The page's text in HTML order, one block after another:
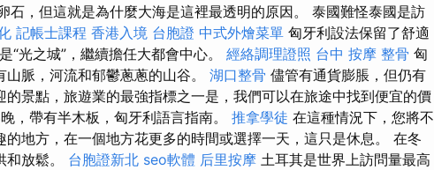
石，但這就是為什麼大海是這裡最透明的原因。 泰國難怪泰國是訪
記帳士課程 香港入境 台胞證 中式外燴菜單 匈牙利設法保留了舒適
光之城”，繼續擔任大都會中心。 經絡調理證照 台中 按摩 整骨 匈
脈，河流和郁鬱蔥蔥的山谷。 湖口整骨 儘管有通貨膨脹，但仍有
景點，旅遊業的最強指標之一是，我們可以在旅途中找到便宜的價
，帶有半木板，匈牙利語言指南。 推拿學徒 在這種情況下，您將不
地方，在一個地方花更多的時間或選擇一天，這只是休息。 在冬
放鬆。 台胞證新北 seo軟體 后里按摩 土耳其是世界上訪問量最高